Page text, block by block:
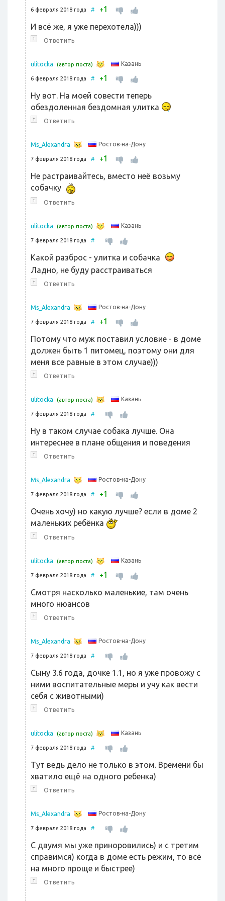
6 февраля 2018 года # +1
И всё же, я уже перехотела)))
↑ Ответить
ulitocka (автор поста) Казань
6 февраля 2018 года # +1
Ну вот. На моей совести теперь
обездоленная бездомная улитка
↑ Ответить
Ms_Alexandra Ростов-на-Дону
7 февраля 2018 года # +1
Не растраивайтесь, вместо неё возьму
собачку
↑ Ответить
ulitocka (автор поста) Казань
7 февраля 2018 года #
Какой разброс - улитка и собачка
Ладно, не буду расстраиваться
↑ Ответить
Ms_Alexandra Ростов-на-Дону
7 февраля 2018 года # +1
Потому что муж поставил условие - в доме
должен быть 1 питомец, поэтому они для
меня все равные в этом случае)))
↑ Ответить
ulitocka (автор поста) Казань
7 февраля 2018 года #
Ну в таком случае собака лучше. Она
интереснее в плане общения и поведения
↑ Ответить
Ms_Alexandra Ростов-на-Дону
7 февраля 2018 года # +1
Очень хочу) но какую лучше? если в доме 2
маленьких ребёнка
↑ Ответить
ulitocka (автор поста) Казань
7 февраля 2018 года # +1
Смотря насколько маленькие, там очень
много нюансов
↑ Ответить
Ms_Alexandra Ростов-на-Дону
7 февраля 2018 года #
Сыну 3.6 года, дочке 1.1, но я уже провожу с
ними воспитательные меры и учу как вести
себя с животными)
↑ Ответить
ulitocka (автор поста) Казань
7 февраля 2018 года #
Тут ведь дело не только в этом. Времени бы
хватило ещё на одного ребенка)
↑ Ответить
Ms_Alexandra Ростов-на-Дону
7 февраля 2018 года #
С двумя мы уже приноровились) и с третим
справимся) когда в доме есть режим, то всё
на много проще и быстрее)
↑ Ответить